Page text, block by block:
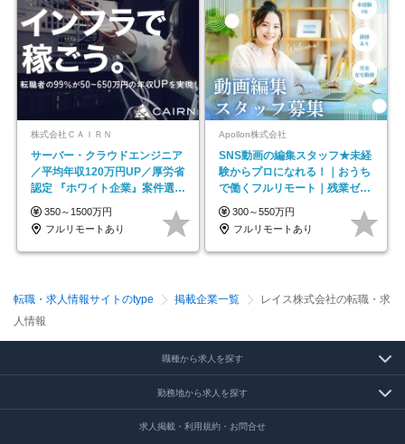
株式会社ＣＡＩＲＮ
サーバー・クラウドエンジニア
／平均年収120万円UP／厚労省
認定 『ホワイト企業』案件選択
制度／年休129日
350～1500万円
フルリモートあり
Apollon株式会社
SNS動画の編集スタッフ★未経
験からプロになれる！｜おうち
で働くフルリモート｜残業ゼロ
で18時退勤◎
300～550万円
フルリモートあり
転職・求人情報サイトのtype 掲載企業一覧
レイス株式会社の転職・求
人情報
職種から求人を探す
勤務地から求人を探す
求人掲載・利用規約・お問合せ